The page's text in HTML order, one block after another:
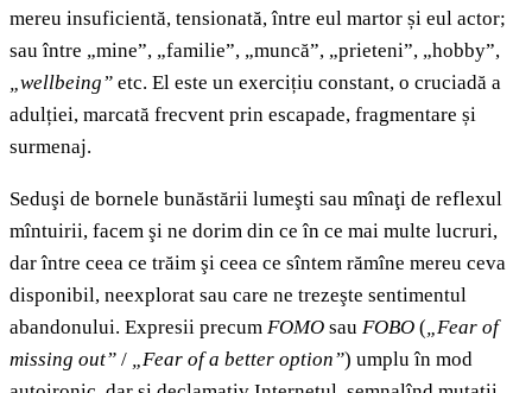
mereu insuficientă, tensionată, între eul martor și eul actor;
sau între „mine”, „familie”, „muncă”, „prieteni”, „hobby”,
„wellbeing” etc. El este un exercițiu constant, o cruciadă a
adulției, marcată frecvent prin escapade, fragmentare și
surmenaj.
Seduşi de bornele bunăstării lumeşti sau mînaţi de reflexul
mîntuirii, facem şi ne dorim din ce în ce mai multe lucruri,
dar între ceea ce trăim şi ceea ce sîntem rămîne mereu ceva
disponibil, neexplorat sau care ne trezeşte sentimentul
abandonului. Expresii precum FOMO sau FOBO („Fear of
missing out” / „Fear of a better option”) umplu în mod